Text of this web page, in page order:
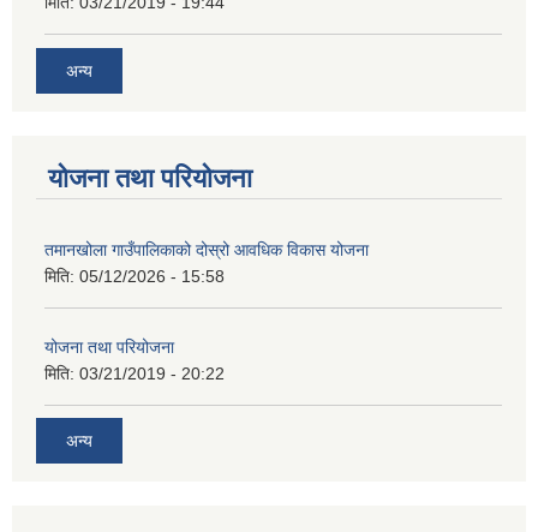
अन्य
योजना तथा परियोजना
तमानखोला गाउँपालिकाको दोस्रो आवधिक विकास योजना
मिति: 05/12/2026 - 15:58
योजना तथा परियोजना
मिति: 03/21/2019 - 20:22
अन्य